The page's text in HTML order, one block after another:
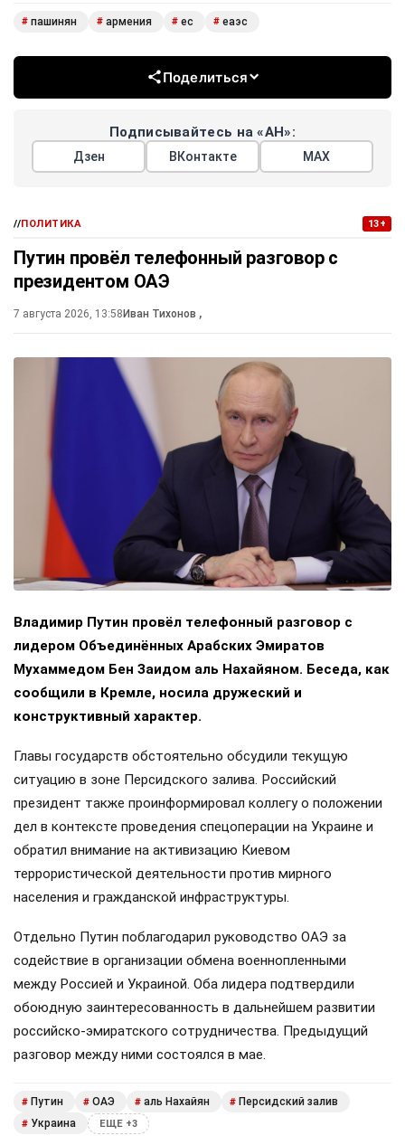
# пашинян # армения # ес # еаэс
Поделиться
Подписывайтесь на «АН»:
Дзен ВКонтакте МАХ
//ПОЛИТИКА 13+
Путин провёл телефонный разговор с
президентом ОАЭ
7 августа 2026, 13:58 Иван Тихонов ,
Владимир Путин провёл телефонный разговор с
лидером Объединённых Арабских Эмиратов
Мухаммедом Бен Заидом аль Нахайяном. Беседа, как
сообщили в Кремле, носила дружеский и
конструктивный характер.
Главы государств обстоятельно обсудили текущую
ситуацию в зоне Персидского залива. Российский
президент также проинформировал коллегу о положении
дел в контексте проведения спецоперации на Украине и
обратил внимание на активизацию Киевом
террористической деятельности против мирного
населения и гражданской инфраструктуры.
Отдельно Путин поблагодарил руководство ОАЭ за
содействие в организации обмена военнопленными
между Россией и Украиной. Оба лидера подтвердили
обоюдную заинтересованность в дальнейшем развитии
российско-эмиратского сотрудничества. Предыдущий
разговор между ними состоялся в мае.
# Путин # ОАЭ # аль Нахайян # Персидский залив
# Украина ЕЩЕ +3